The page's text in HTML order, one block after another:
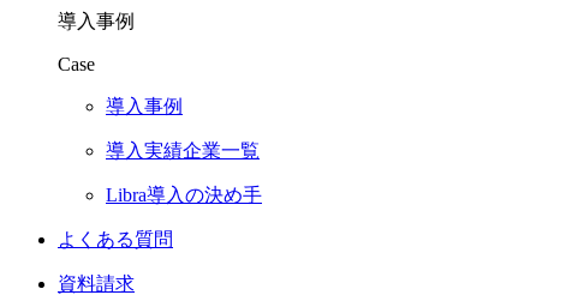
導入事例
Case
導入事例
導入実績企業一覧
Libra導入の決め手
よくある質問
資料請求